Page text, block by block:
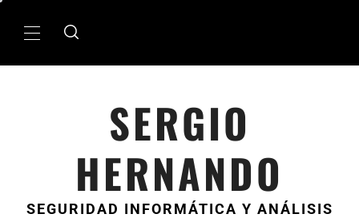
MenÃº
SERGIO
HERNANDO
SEGURIDAD INFORMÁTICA Y ANÁLISIS